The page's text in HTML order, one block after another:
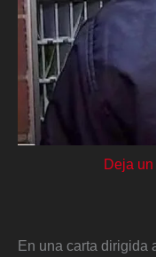
Deja
En una carta dirigida